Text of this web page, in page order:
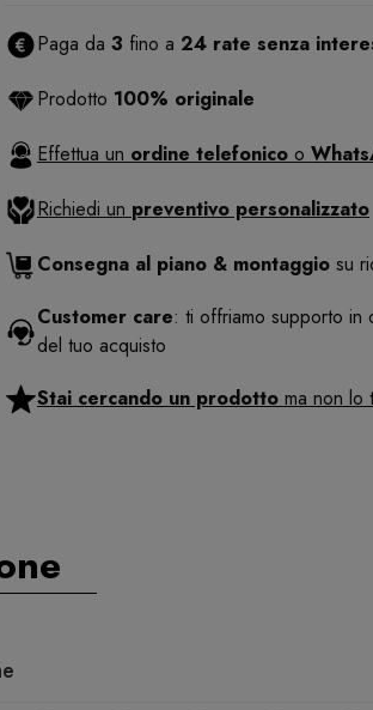
Paga da 3 fino a 24 rate senza
Prodotto 100% originale
Effettua un ordine telefonico o
Richiedi un preventivo personalizzato
Consegna al piano & montaggio su
Customer care: ti offriamo supporto in
del tuo acquisto
Stai cercando un prodotto ma non lo